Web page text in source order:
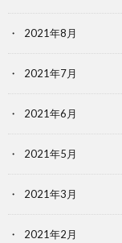
2021年8月
2021年7月
2021年6月
2021年5月
2021年3月
2021年2月